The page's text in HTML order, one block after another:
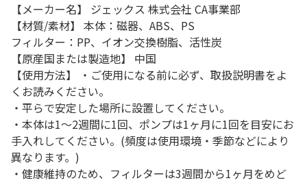
【メーカー名】 ジェックス 株式会社 CA事業部
【材質/素材】 本体：磁器、ABS、PS
フィルター：PP、イオン交換樹脂、活性炭
【原産国または製造地】 中国
【使用方法】 ・ご使用になる前に必ず、取扱説明書をよ
くお読みください。
・平らで安定した場所に設置してください。
・本体は1～2週間に1回、ポンプは1ヶ月に1回を目安にお
手入れしてください。(頻度は使用環境・季節などにより
異なります。)
・健康維持のため、フィルターは3週間から1ヶ月をめど